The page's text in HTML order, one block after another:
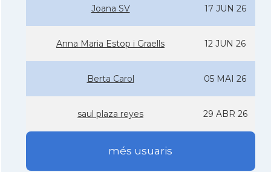
Joana SV 17 JUN 26
Anna Maria Estop i Graells 12 JUN 26
Berta Carol 05 MAI 26
saul plaza reyes 29 ABR 26
més usuaris